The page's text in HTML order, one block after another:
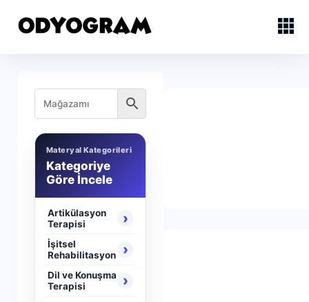
Materyal Kategorileri
Kategoriye
Göre İncele
Artikülasyon
Terapisi
›
İşitsel
Rehabilitasyon
›
Dil ve Konuşma
Terapisi
›